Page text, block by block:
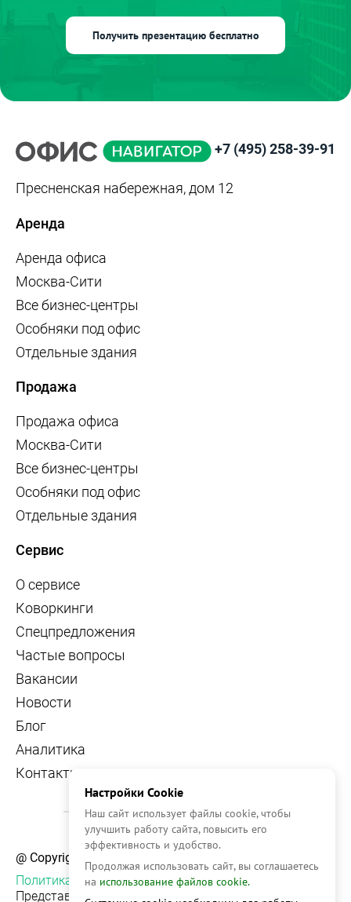
Получить презентацию бесплатно
+7 (495) 258-39-91
Пресненская набережная, дом 12
Аренда
Аренда офиса
Москва-Сити
Все бизнес-центры
Особняки под офис
Отдельные здания
Продажа
Продажа офиса
Москва-Сити
Все бизнес-центры
Особняки под офис
Отдельные здания
Сервис
О сервисе
Коворкинги
Спецпредложения
Частые вопросы
Вакансии
Новости
Блог
Аналитика
Контакты
@ Copyright, 2026 OFFICE NAVIGATOR
Политика конфиденциальности
Представленная на сайте информация, в т.ч.
Настройки Cookie
Наш сайт использует файлы cookie, чтобы
улучшить работу сайта, повысить его
эффективность и удобство.
Продолжая использовать сайт, вы соглашаетесь
на использование файлов cookie.